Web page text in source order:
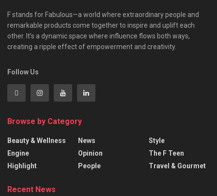
F stands for Fabulous—a world where extraordinary people and
remarkable products come together to inspire and uplift each
other. It’s a dynamic space where influence flows both ways,
creating a ripple effect of empowerment and creativity.
Follow Us
Browse by Category
Beauty & Wellness
Engine
Highlight
News
Opinion
People
Style
The F Teen
Travel & Gourmet
Recent News